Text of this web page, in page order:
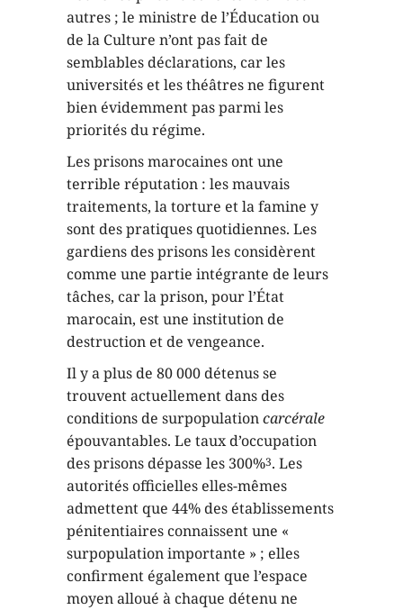
autres ; le ministre de l’Éducation ou
de la Culture n’ont pas fait de
semblables déclarations, car les
universités et les théâtres ne figurent
bien évidemment pas parmi les
priorités du régime.
Les prisons marocaines ont une
terrible réputation : les mauvais
traitements, la torture et la famine y
sont des pratiques quotidiennes. Les
gardiens des prisons les considèrent
comme une partie intégrante de leurs
tâches, car la prison, pour l’État
marocain, est une institution de
destruction et de vengeance.
Il y a plus de 80 000 détenus se
trouvent actuellement dans des
conditions de surpopulationcarcérale
épouvantables. Le taux d’occupation
des prisons dépasse les 300%3. Les
autorités officielles elles-mêmes
admettent que 44% des établissements
pénitentiaires connaissent une «
surpopulation importante » ; elles
confirment également que l’espace
moyen alloué à chaque détenu ne